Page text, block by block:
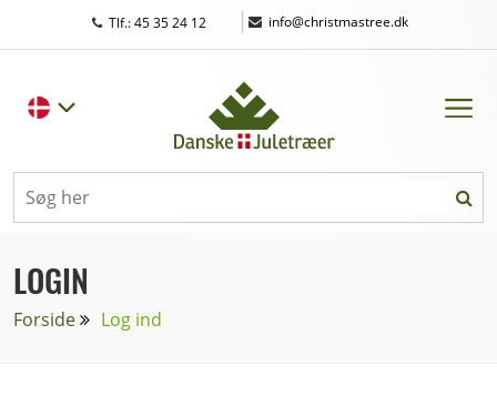
Tlf.: 45 35 24 12 | info@christmastree.dk
LOGIN
Forside Log ind